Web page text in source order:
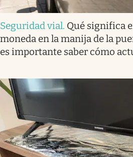
Seguridad vial. Qué significa
moneda en la manija de la
es importante saber cómo